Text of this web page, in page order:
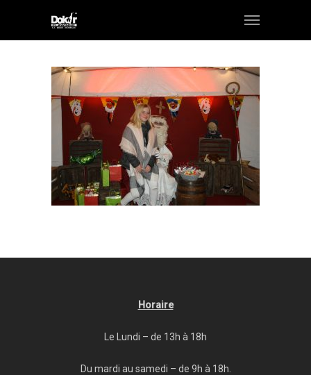
Horaire
Le Lundi – de 13h à 18h
Du mardi au samedi – de 9h à 18h.